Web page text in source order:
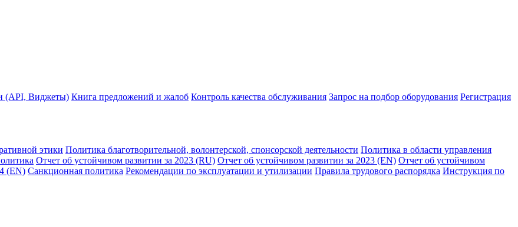
(API, Виджеты) Книга предложений и жалоб Контроль качества обслуживания Запрос на подбор оборудования Регистрация
этики Политика благотворительной, волонтерской, спонсорской деятельности Политика в области управления
Отчет об устойчивом развитии за 2023 (RU) Отчет об устойчивом развитии за 2023 (EN) Отчет об устойчивом
(EN) Санкционная политика Рекомендации по эксплуатации и утилизации Правила трудового распорядка Инструкция по